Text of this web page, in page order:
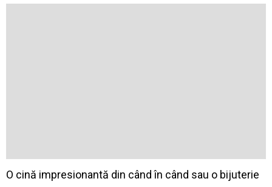
O cină impresionantă din când în când sau o bijuterie